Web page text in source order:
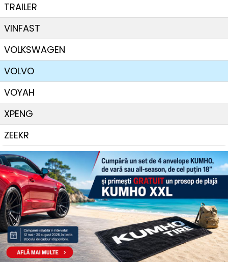
TRAILER
VINFAST
VOLKSWAGEN
VOLVO
VOYAH
XPENG
ZEEKR